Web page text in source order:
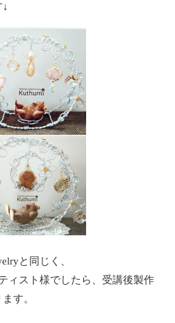
と同じく、
ィスト様でしたら、受講後製作
す。